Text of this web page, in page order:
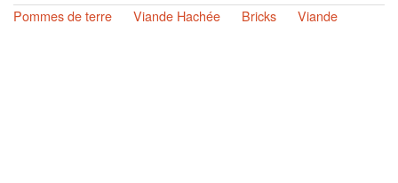
Pommes de terre
Viande Hachée Bricks Viande